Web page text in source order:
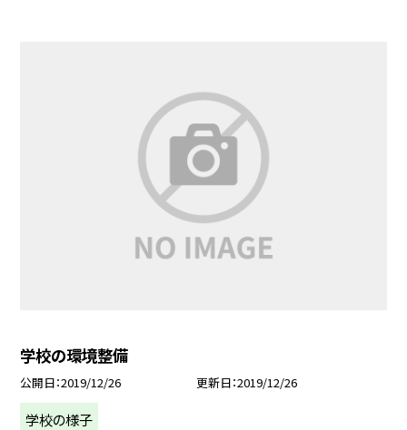
学校の環境整備
公開日 2019/12/26 更新日 2019/12/26
学校の様子